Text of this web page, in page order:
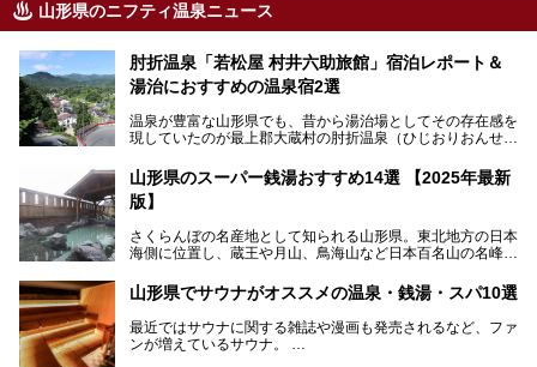
山形県のニフティ温泉ニュース
肘折温泉「若松屋 村井六助旅館」宿泊レポート＆
湯治におすすめの温泉宿2選
温泉が豊富な山形県でも、昔から湯治場としてその存在感を
現していたのが最上郡大蔵村の肘折温泉（ひじおりおんせ
今回はその肘折温泉の「若松屋 村井六助旅館」に宿泊した
体験レポートとおすすめの温泉宿を2軒ご紹介します。
鄙びた風情があり、源泉掛け流しの旅館も多い肘折温泉は、
す。
山形県のスーパー銭湯おすすめ14選 【2025年最新
版】
さくらんぼの名産地として知られる山形県。東北地方の日本
海側に位置し、蔵王や月山、鳥海山など日本百名山の名峰や
の細道」全行程の1/3にあたる期間を山形県で過ごしたとい
われることからも、山形の深い魅力がうかがえます。
山形県はまた、県内全域に多様な温泉があり、35ある市町
村のすべてで温泉が湧いているという温泉県。そんな山形県
でぜひチェックしたいスーパー銭湯をご紹介します。
山形県でサウナがオススメの温泉・銭湯・スパ10選
最近ではサウナに関する雑誌や漫画も発売されるなど、ファ
ンが増えているサウナ。